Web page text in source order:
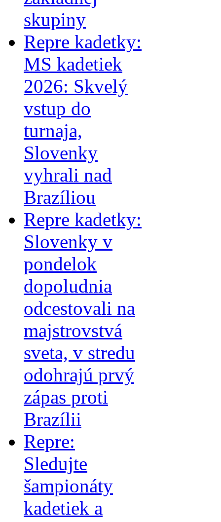
skupiny
Repre kadetky:
MS kadetiek
2026: Skvelý
vstup do
turnaja,
Slovenky
vyhrali nad
Brazíliou
Repre kadetky:
Slovenky v
pondelok
dopoludnia
odcestovali na
majstrovstvá
sveta, v stredu
odohrajú prvý
zápas proti
Brazílii
Repre:
Sledujte
šampionáty
kadetiek a